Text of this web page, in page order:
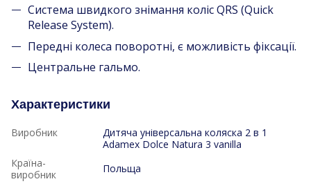
Система швидкого знімання коліс QRS (Quick
Release System).
Передні колеса поворотні, є можливість фіксації.
Центральне гальмо.
Характеристики
Виробник
Дитяча універсальна коляска 2 в 1
Adamex Dolce Natura 3 vanilla
Країна-
виробник
Польща